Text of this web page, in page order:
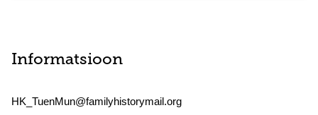
Informatsioon
HK_TuenMun@familyhistorymail.org